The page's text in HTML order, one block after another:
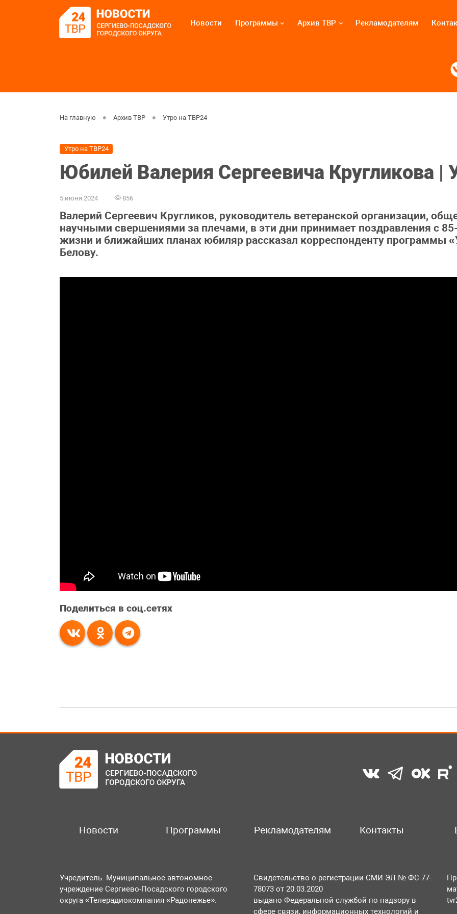
Новости Программы Архив ТВР Рекламодателям
На главную Архив ТВР Утро на ТВР24
Утро на ТВР24
Юбилей Валерия Сергеевича Кругликова |
5 июня 2024 856
Валерий Сергеевич Кругликов, руководитель ветеранской организации,
научными свершениями за плечами, в эти дни принимает поздравления с
жизни и ближайших планах юбиляр рассказал корреспонденту программы
Белову.
Поделиться в соц.сетях
Новости Программы Рекламодателям Контакты
Учредитель: Муниципальное автономное
учреждение Сергиево-Посадского городского
округа «Телерадиокомпания «Радонежье».
Свидетельство о регистрации СМИ ЭЛ № ФС 77-
78073 от 20.03.2020
выдано Федеральной службой по надзору в
сфере связи, информационных технологий и